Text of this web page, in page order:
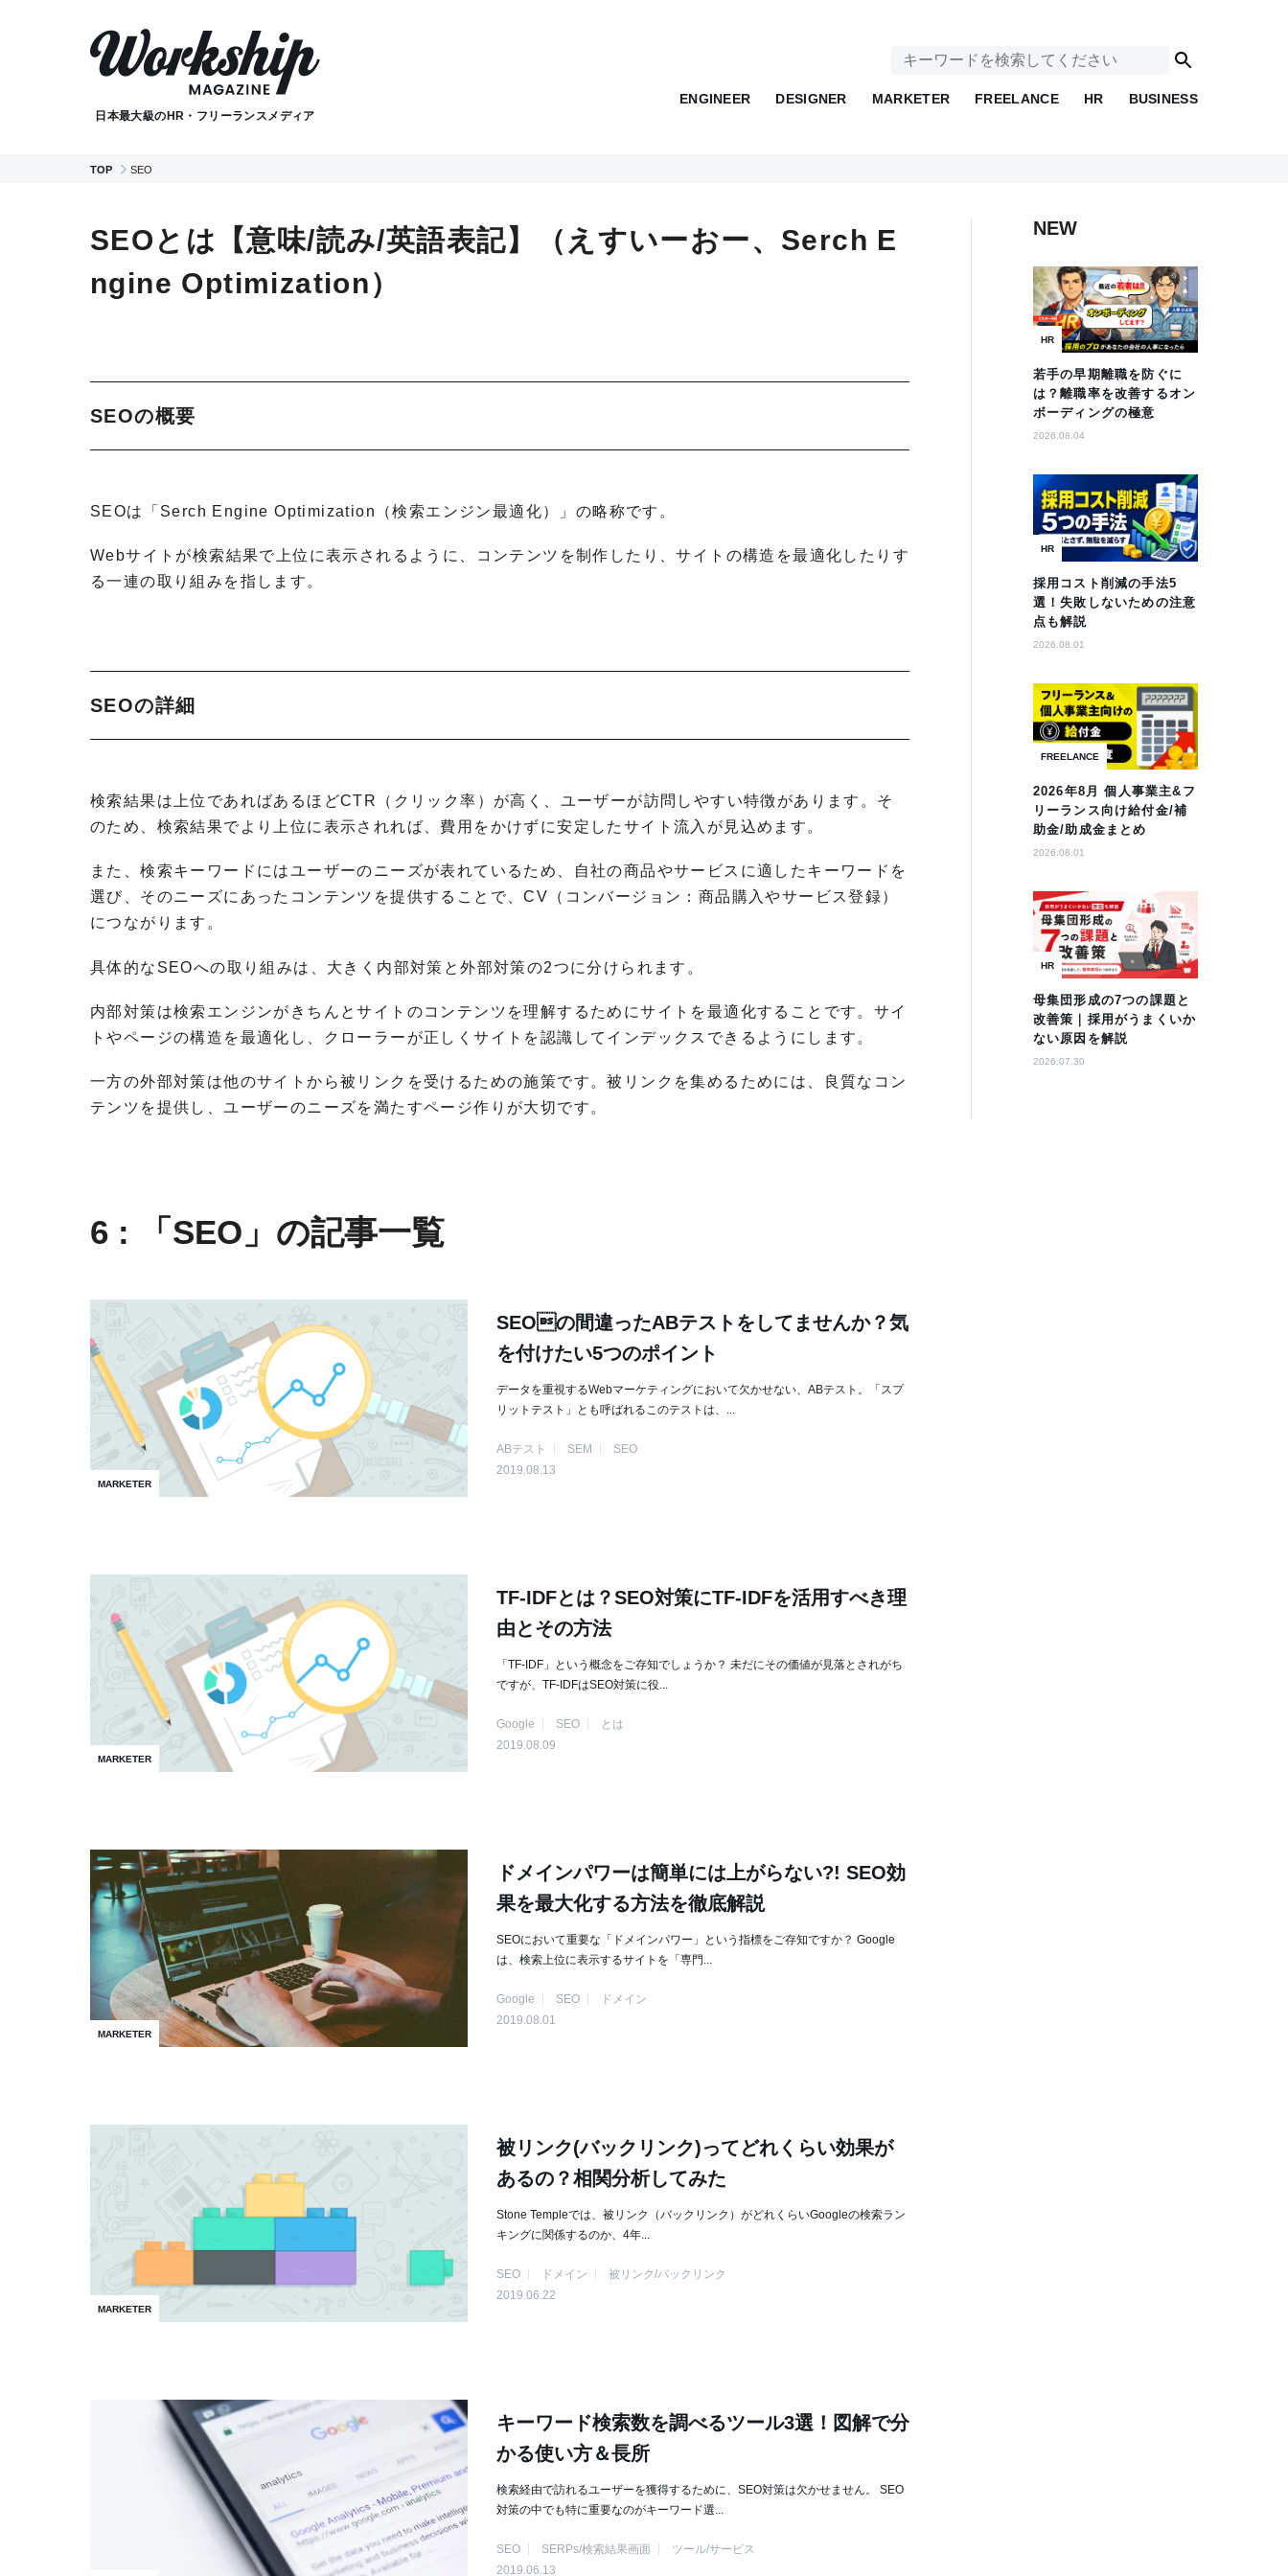
日本最大級のHR・フリーランスメディア
ENGINEER DESIGNER MARKETER FREELANCE HR BUSINESS
TOP SEO
SEOとは【意味/読み/英語表記】（えすいーおー、Serch E
ngine Optimization）
SEOの概要
SEOは「Serch Engine Optimization（検索エンジン最適化）」の略称です。
Webサイトが検索結果で上位に表示されるように、コンテンツを制作したり、サイトの構造を最適化したりす
る一連の取り組みを指します。
SEOの詳細
検索結果は上位であればあるほどCTR（クリック率）が高く、ユーザーが訪問しやすい特徴があります。そ
のため、検索結果でより上位に表示されれば、費用をかけずに安定したサイト流入が見込めます。
また、検索キーワードにはユーザーのニーズが表れているため、自社の商品やサービスに適したキーワードを
選び、そのニーズにあったコンテンツを提供することで、CV（コンバージョン：商品購入やサービス登録）
につながります。
具体的なSEOへの取り組みは、大きく内部対策と外部対策の2つに分けられます。
内部対策は検索エンジンがきちんとサイトのコンテンツを理解するためにサイトを最適化することです。サイ
トやページの構造を最適化し、クローラーが正しくサイトを認識してインデックスできるようにします。
一方の外部対策は他のサイトから被リンクを受けるための施策です。被リンクを集めるためには、良質なコン
テンツを提供し、ユーザーのニーズを満たすページ作りが大切です。
6 : 「SEO」の記事一覧
MARKETER
SEOの間違ったABテストをしてませんか？気
を付けたい5つのポイント
データを重視するWebマーケティングにおいて欠かせない、ABテスト。「スプ
リットテスト」とも呼ばれるこのテストは、...
ABテスト SEM
SEO
2019.08.13
MARKETER
TF-IDFとは？SEO対策にTF-IDFを活用すべき理
由とその方法
「TF-IDF」という概念をご存知でしょうか？ 未だにその価値が見落とされがち
ですが、TF-IDFはSEO対策に役...
Google SEO
とは
2019.08.09
MARKETER
ドメインパワーは簡単には上がらない?! SEO効
果を最大化する方法を徹底解説
SEOにおいて重要な「ドメインパワー」という指標をご存知ですか？ Google
は、検索上位に表示するサイトを「専門...
Google SEO
ドメイン
2019.08.01
MARKETER
被リンク(バックリンク)ってどれくらい効果が
あるの？相関分析してみた
Stone Templeでは、被リンク（バックリンク）がどれくらいGoogleの検索ラン
キングに関係するのか、4年...
SEO ドメイン
被リンク/バックリンク
2019.06.22
キーワード検索数を調べるツール3選！図解で分
かる使い方＆長所
検索経由で訪れるユーザーを獲得するために、SEO対策は欠かせません。 SEO
対策の中でも特に重要なのがキーワード選...
SEO SERPs/検索結果画面
ツール/サービス
2019.06.13
NEW
HR
若手の早期離職を防ぐに
は？離職率を改善するオン
ボーディングの極意
2026.08.04
HR
採用コスト削減の手法5
選！失敗しないための注意
点も解説
2026.08.01
FREELANCE
2026年8月 個人事業主&フ
リーランス向け給付金/補
助金/助成金まとめ
2026.08.01
HR
母集団形成の7つの課題と
改善策｜採用がうまくいか
ない原因を解説
2026.07.30